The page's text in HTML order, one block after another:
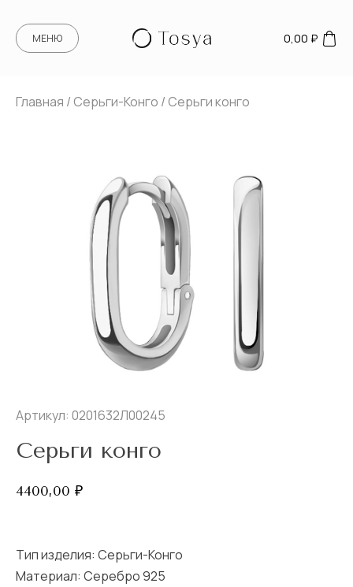
МЕНЮ 0,00 ₽
Главная / Серьги-Конго / Серьги конго
Артикул: 0201632Л00245
Серьги конго
4400,00 ₽
Тип изделия: Серьги-Конго
Материал: Серебро 925